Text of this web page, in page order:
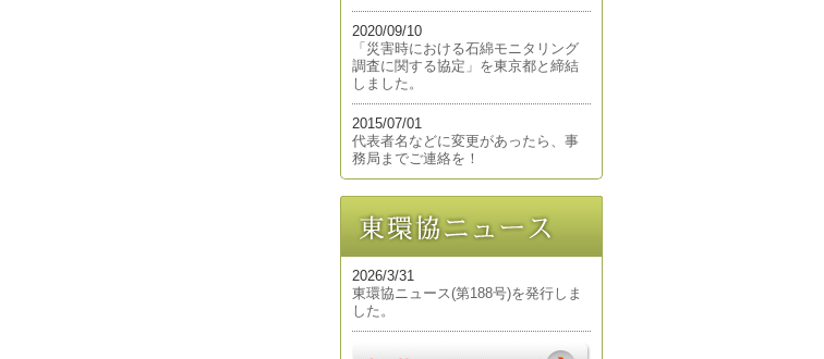
2020/09/10
「災害時における石綿モニタリング
調査に関する協定」を東京都と締結
しました。
2015/07/01
代表者名などに変更があったら、事
務局までご連絡を！
2026/3/31
東環協ニュース(第188号)を発行しま
した。